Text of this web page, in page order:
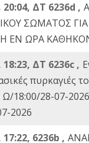
ΔΤ 6236d ,
ΣΩΜΑΤΟΣ
ΕΝ ΩΡΑ
ΔΤ 6236c ,
πυρκαγιές
18:00/28-07-
2026
6236b ,